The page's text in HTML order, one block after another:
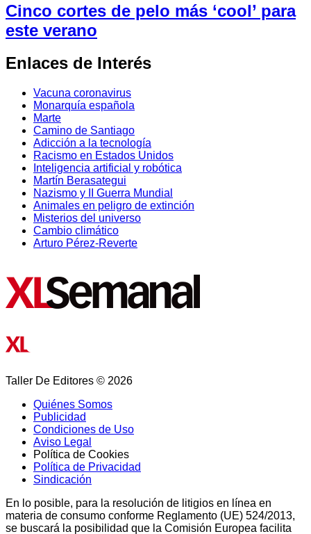
Cinco cortes de pelo más ‘cool’ para
este verano
Enlaces de Interés
Vacuna coronavirus
Monarquía española
Marte
Camino de Santiago
Adicción a la tecnología
Racismo en Estados Unidos
Inteligencia artificial y robótica
Martín Berasategui
Nazismo y II Guerra Mundial
Animales en peligro de extinción
Misterios del universo
Cambio climático
Arturo Pérez-Reverte
Taller De Editores © 2026
Quiénes Somos
Publicidad
Condiciones de Uso
Aviso Legal
Política de Cookies
Política de Privacidad
Sindicación
En lo posible, para la resolución de litigios en línea en
materia de consumo conforme Reglamento (UE) 524/2013,
se buscará la posibilidad que la Comisión Europea facilita